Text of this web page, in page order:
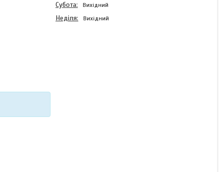
Субота Вихідний
Неділя Вихідний